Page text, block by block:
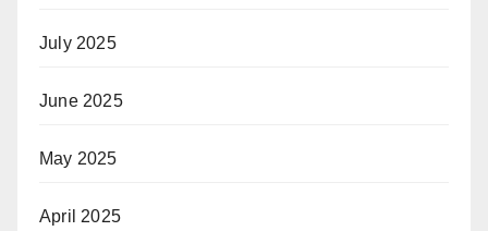
July 2025
June 2025
May 2025
April 2025